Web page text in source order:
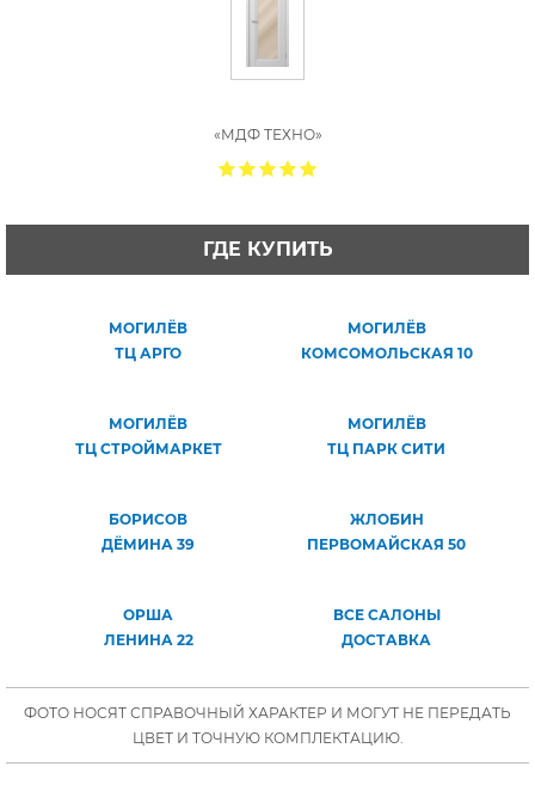
«МДФ ТЕХНО»
ГДЕ КУПИТЬ
МОГИЛЁВ
ТЦ АРГО
МОГИЛЁВ
КОМСОМОЛЬСКАЯ 10
МОГИЛЁВ
ТЦ СТРОЙМАРКЕТ
МОГИЛЁВ
ТЦ ПАРК СИТИ
БОРИСОВ
ДЁМИНА 39
ЖЛОБИН
ПЕРВОМАЙСКАЯ 50
ОРША
ЛЕНИНА 22
ВСЕ САЛОНЫ
ДОСТАВКА
ФОТО НОСЯТ СПРАВОЧНЫЙ ХАРАКТЕР И МОГУТ НЕ ПЕРЕДАТЬ
ЦВЕТ И ТОЧНУЮ КОМПЛЕКТАЦИЮ.